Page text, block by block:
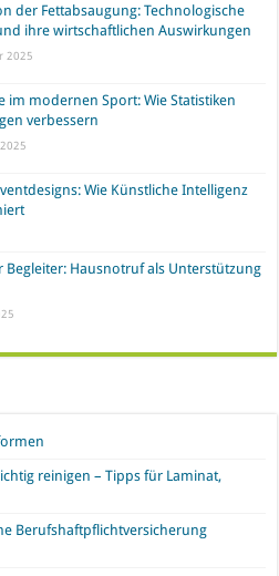
der Fettabsaugung: Technologische
ihre wirtschaftlichen Auswirkungen
2025
im modernen Sport: Wie Statistiken
verbessern
Wie Künstliche Intelligenz
Begleiter: Hausnotruf als Unterstützung
reinigen – Tipps für Laminat,
Berufshaftpflichtversicherung